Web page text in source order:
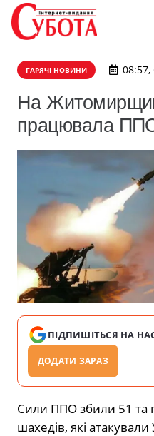
ГАРЯЧІ НОВИНИ
На
працювала
ПІДПИШІТЬСЯ НА НАС
ДОДАТИ ЗАРАЗ
Сили ППО збили 51
шахедів, які